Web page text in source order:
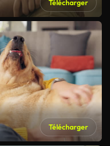
Télécharger
Télécharger